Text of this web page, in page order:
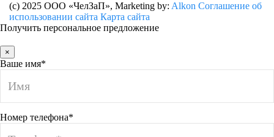
(c) 2025 ООО «ЧелЗаП», Marketing by: Alkon Соглашение об
использовании сайта Карта сайта
Получить персональное предложение
×
Ваше имя*
Номер телефона*